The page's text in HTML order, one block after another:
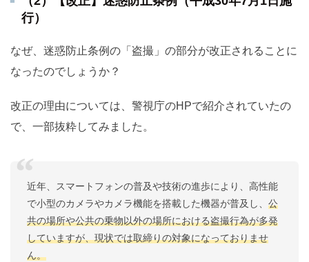
行）
なぜ、迷惑防止条例の「盗撮」の部分が改正されることに
なったのでしょうか？
改正の理由については、警視庁のHPで紹介されていたの
で、一部抜粋してみました。
近年、スマートフォンの普及や技術の進歩により、高性能
で小型のカメラやカメラ機能を搭載した機器が普及し、 公
共の場所や公共の乗物以外の場所における盗撮行為が多発
していますが、現状では取締りの対象になっておりませ
ん。